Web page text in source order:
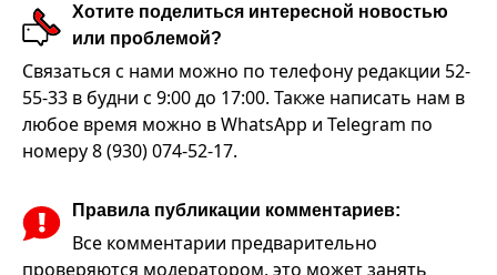
Хотите поделиться интересной новостью
или проблемой?
Связаться с нами можно по телефону редакции 52-
55-33 в будни с 9:00 до 17:00. Также написать нам в
любое время можно в WhatsApp и Telegram по
номеру 8 (930) 074-52-17.
Правила публикации комментариев:
Все комментарии предварительно
проверяются модератором, это может занять